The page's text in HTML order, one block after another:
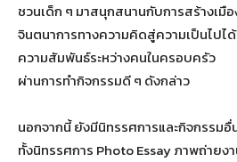
ชวนเด็ก ๆ มาสนุกสนานกับการสร้างเมื
จินตนาการทางความคิดสู่ความเป็นไปไ
ความสัมพันธ์ระหว่างคนในครอบครัว
ผ่านการทำกิจกรรมดี ๆ ดังกล่าว
นอกจากนี้ ยังมีนิทรรศการและกิจกรรม
ทั้งนิทรรศการ Photo Essay ภาพถ่าย